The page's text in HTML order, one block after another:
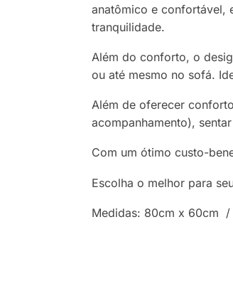
anatômico e confortável,
tranquilidade.
Além do conforto, o
ou até mesmo no sofá.
Além de oferecer
acompanhamento),
Com um ótimo custo-
Escolha o melhor para
Medidas: 80cm x 60cm /